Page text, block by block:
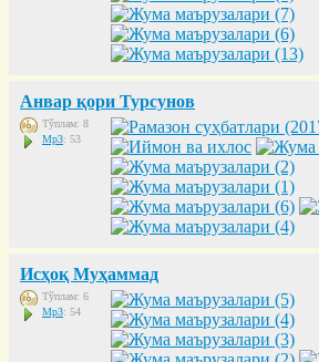
Анвар қори Турсунов
Тўплам: 8
Mp3: 53
Исҳоқ Муҳаммад
Тўплам: 6
Mp3: 54